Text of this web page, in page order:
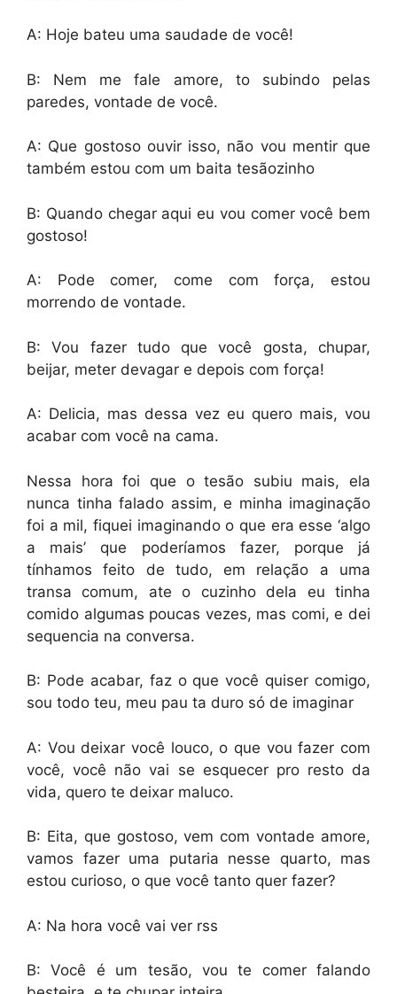
A: Hoje bateu uma saudade de você!
B: Nem me fale amore, to subindo pelas
paredes, vontade de você.
A: Que gostoso ouvir isso, não vou mentir que
também estou com um baita tesãozinho
B: Quando chegar aqui eu vou comer você bem
gostoso!
A: Pode comer, come com força, estou
morrendo de vontade.
B: Vou fazer tudo que você gosta, chupar,
beijar, meter devagar e depois com força!
A: Delicia, mas dessa vez eu quero mais, vou
acabar com você na cama.
Nessa hora foi que o tesão subiu mais, ela
nunca tinha falado assim, e minha imaginação
foi a mil, fiquei imaginando o que era esse ‘algo
a mais’ que poderíamos fazer, porque já
tínhamos feito de tudo, em relação a uma
transa comum, ate o cuzinho dela eu tinha
comido algumas poucas vezes, mas comi, e dei
sequencia na conversa.
B: Pode acabar, faz o que você quiser comigo,
sou todo teu, meu pau ta duro só de imaginar
A: Vou deixar você louco, o que vou fazer com
você, você não vai se esquecer pro resto da
vida, quero te deixar maluco.
B: Eita, que gostoso, vem com vontade amore,
vamos fazer uma putaria nesse quarto, mas
estou curioso, o que você tanto quer fazer?
A: Na hora você vai ver rss
B: Você é um tesão, vou te comer falando